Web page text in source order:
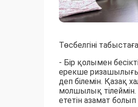
Төсбелгіні
- Бір қолымен
ерекше
деп білемін. Қазақ
молшылық тілеймін.
ететін азамат болып